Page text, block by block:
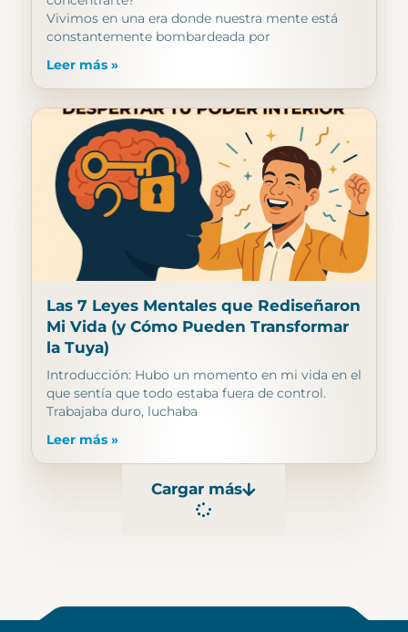
Vivimos en una era donde nuestra mente está
constantemente bombardeada por
Leer más »
Las 7 Leyes Mentales que Rediseñaron
Mi Vida (y Cómo Pueden Transformar
la Tuya)
Introducción: Hubo un momento en mi vida en el
que sentía que todo estaba fuera de control.
Trabajaba duro, luchaba
Leer más »
Cargar más